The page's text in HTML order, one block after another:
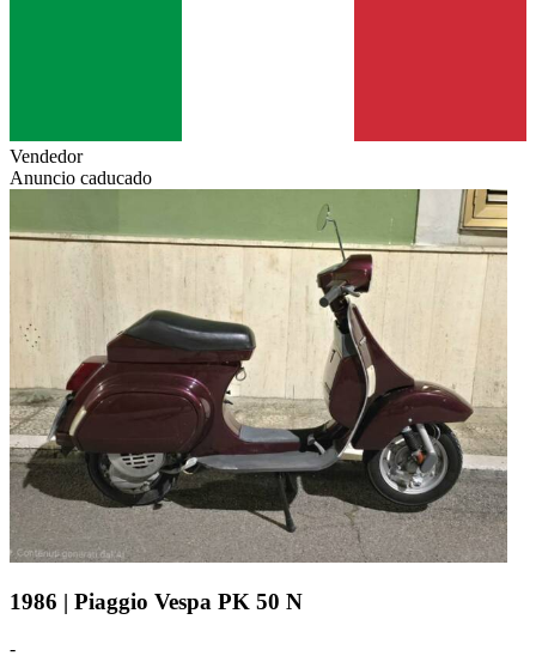
Vendedor
Anuncio caducado
1986 | Piaggio Vespa PK 50 N
-